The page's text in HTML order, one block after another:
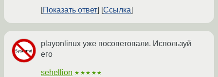
Показать ответ
Ссылка
playonlinux уже посоветовали. Используй
его
sehellion ★★★★★